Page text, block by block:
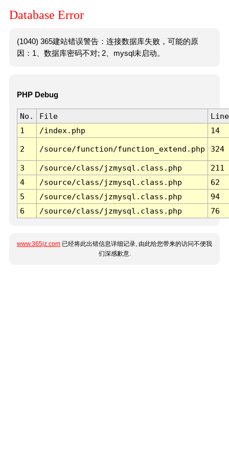
Database Error
(1040) 365建站错误警告：连接数据库失败，可能的原
因：1、数据库密码不对; 2、mysql未启动。
PHP Debug
No. File
Line
1
/index.php 14
2 /source/function/function_extend.php 324
3 /source/class/jzmysql.class.php
211
4
/source/class/jzmysql.class.php
62
5
/source/class/jzmysql.class.php
94
6
/source/class/jzmysql.class.php 76
www.365jz.com 已经将此出错信息详细记录, 由此给您带来的访问不便我
们深感歉意.